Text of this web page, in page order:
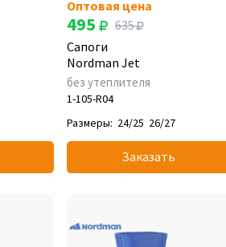
Оптовая цена
495
635
Сапоги
Nordman Jet
без утеплителя
1-105-R04
Размеры: 24/25 26/27
Заказать